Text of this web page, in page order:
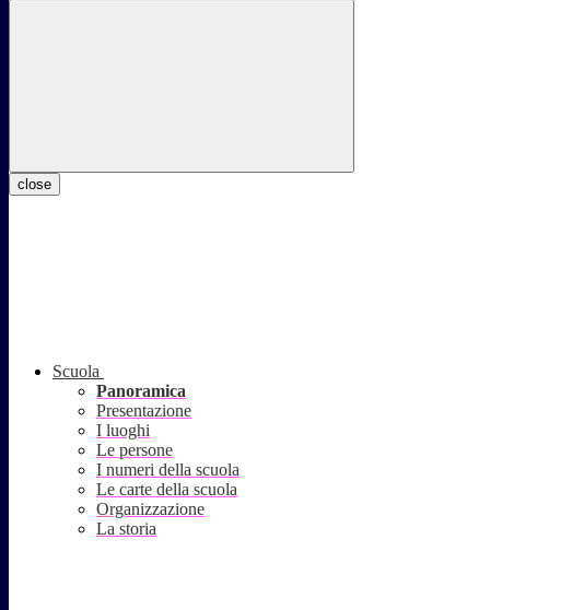
close
Scuola
Panoramica
Presentazione
I luoghi
Le persone
I numeri della scuola
Le carte della scuola
Organizzazione
La storia